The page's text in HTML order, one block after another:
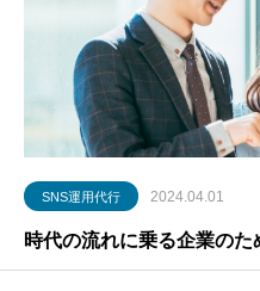
SNS運用代行 2024.04.01
時代の流れに乗る企業の